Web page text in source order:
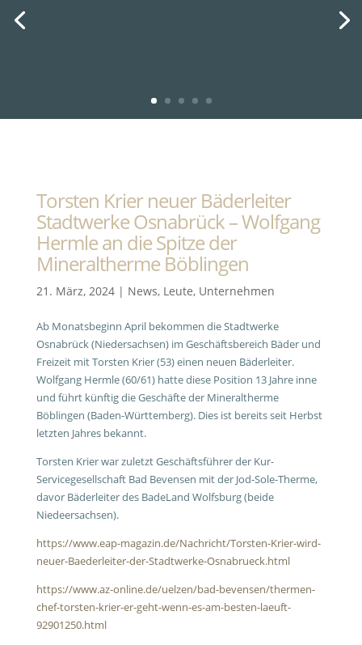
Torsten Krier neuer Bäderleiter
Stadtwerke Osnabrück – Wolfgang
Hermle an die Spitze der
Mineraltherme Böblingen
21. März, 2024| News, Leute, Unternehmen
Ab Monatsbeginn April bekommen die Stadtwerke
Osnabrück (Niedersachsen) im Geschäftsbereich Bäder und
Freizeit mit Torsten Krier (53) einen neuen Bäderleiter.
Wolfgang Hermle (60/61) hatte diese Position 13 Jahre inne
und führt künftig die Geschäfte der Mineraltherme
Böblingen (Baden-Württemberg). Dies ist bereits seit Herbst
letzten Jahres bekannt.
Torsten Krier war zuletzt Geschäftsführer der Kur-
Servicegesellschaft Bad Bevensen mit der Jod-Sole-Therme,
davor Bäderleiter des BadeLand Wolfsburg (beide
Niedeersachsen).
https://www.eap-magazin.de/Nachricht/Torsten-Krier-wird-
neuer-Baederleiter-der-Stadtwerke-Osnabrueck.html
https://www.az-online.de/uelzen/bad-bevensen/thermen-
chef-torsten-krier-er-geht-wenn-es-am-besten-laeuft-
92901250.html